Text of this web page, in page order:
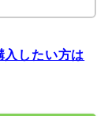
したい方は